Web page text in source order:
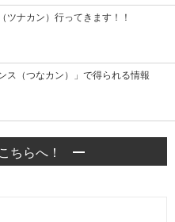
ツナカン）行ってきます！！
ス（つなカン）」で得られる情報
ちらへ！